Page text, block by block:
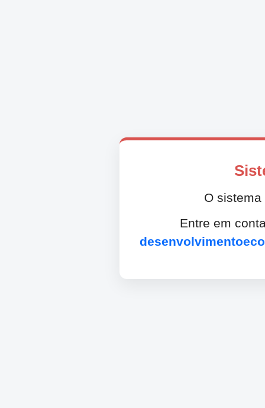
O
Entre em